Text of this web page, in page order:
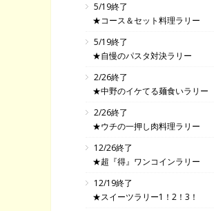
5/19終了
★コース＆セット料理ラリー
5/19終了
★自慢のパスタ対決ラリー
2/26終了
★中野のイケてる麺食いラリー
2/26終了
★ウチの一押し肉料理ラリー
12/26終了
★超『得』ワンコインラリー
12/19終了
★スイーツラリー1！2！3！